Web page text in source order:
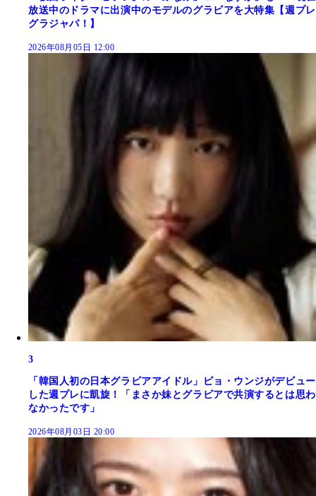
放送中のドラマに出演中のモデルのグラビアを大特集【週プレ
グラジャパ！】
2026年08月05日 12:00
3
「韓国人初の日本グラビアアイドル」ピョ・ウンジがデビュー
した週プレに凱旋！「まさか妹とグラビアで共演するとは思わ
なかったです」
2026年08月03日 20:00